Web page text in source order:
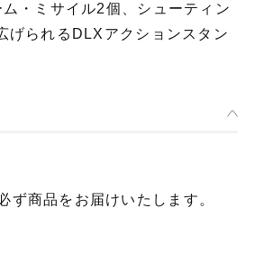
・ミサイル2個、シューティン
げられるDLXアクションスタン
商品をお届けいたします。